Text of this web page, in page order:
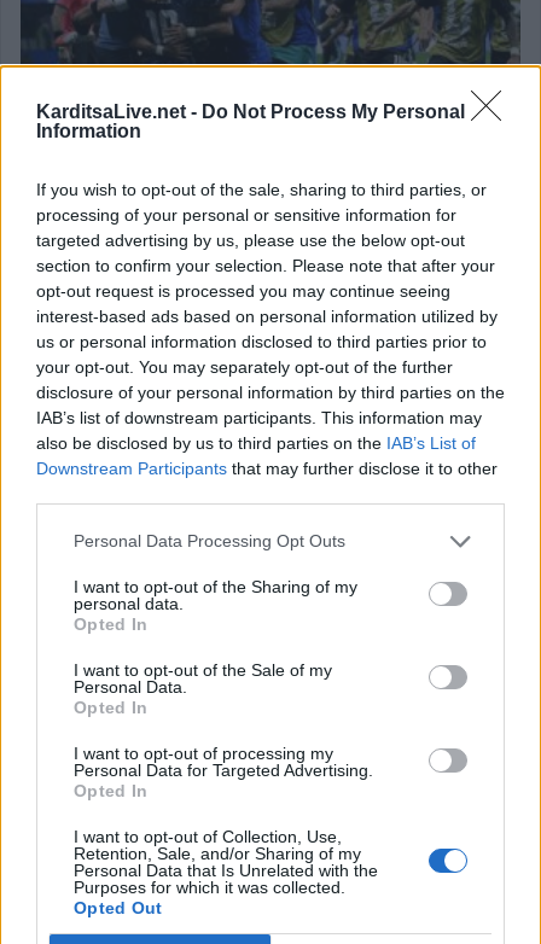
KarditsaLive.net - Do Not Process My Personal
Information
If you wish to opt-out of the sale, sharing to third parties, or
processing of your personal or sensitive information for
targeted advertising by us, please use the below opt-out
section to confirm your selection. Please note that after your
opt-out request is processed you may continue seeing
interest-based ads based on personal information utilized by
us or personal information disclosed to third parties prior to
your opt-out. You may separately opt-out of the further
disclosure of your personal information by third parties on the
IAB’s list of downstream participants. This information may
also be disclosed by us to third parties on the IAB’s List of
Downstream Participants that may further disclose it to other
Personal Data Processing Opt Outs
I want to opt-out of the Sharing of my
personal data.
Opted In
I want to opt-out of the Sale of my
Personal Data.
Opted In
I want to opt-out of processing my
Personal Data for Targeted Advertising.
Opted In
I want to opt-out of Collection, Use,
Retention, Sale, and/or Sharing of my
Personal Data that Is Unrelated with the
Purposes for which it was collected.
Opted Out
νίκησε την Αγγλία και πήγε τελικό!
16 Ιουλίου 2026, 00:09
επιστροφή στην κορυφή
ΕΠΑΓΓΕΛΜΑΤΙΕΣ ΥΓΕΙΑΣ
Κέντρο Ειδικών Θεραπειών Παιδιού 'Ανάπτυξη 'Λόγου'
ΑΓΓΕΛΙΕΣ